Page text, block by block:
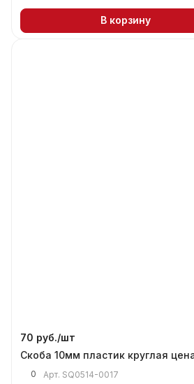
В корзину
70 руб./шт
Скоба 10мм пластик круглая
0 Арт. SQ0514-0017